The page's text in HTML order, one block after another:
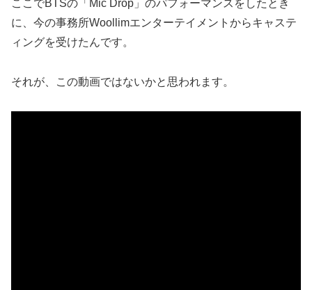
ここでBTSの「Mic Drop」のパフォーマンスをしたとき
に、今の事務所Woollimエンターテイメントからキャステ
ィングを受けたんです。
それが、この動画ではないかと思われます。